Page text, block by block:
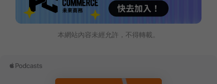
本網站內容未經允許，不得轉載。